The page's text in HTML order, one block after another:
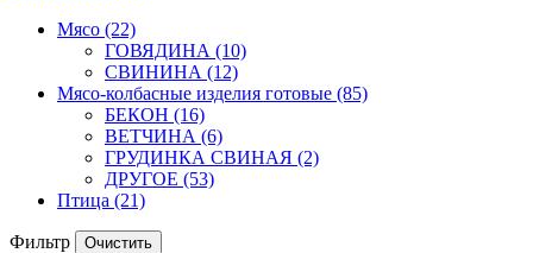
Мясо (22)
ГОВЯДИНА (10)
СВИНИНА (12)
Мясо-колбасные изделия готовые (85)
БЕКОН (16)
ВЕТЧИНА (6)
ГРУДИНКА СВИНАЯ (2)
ДРУГОЕ (53)
Птица (21)
Фильтр